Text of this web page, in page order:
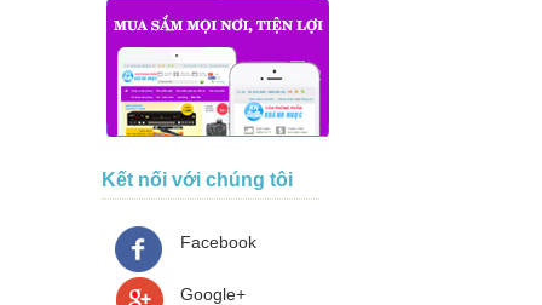
Kết nối với chúng tôi
Facebook
Google+